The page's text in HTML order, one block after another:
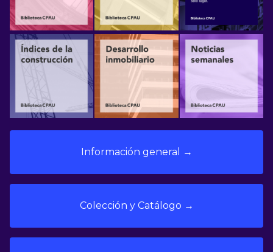
Información general →
Colección y Catálogo →